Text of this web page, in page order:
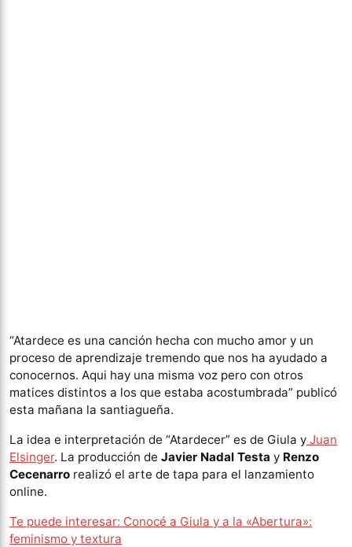
“Atardece es una canción hecha con mucho amor y un
proceso de aprendizaje tremendo que nos ha ayudado a
conocernos. Aqui hay una misma voz pero con otros
matices distintos a los que estaba acostumbrada” publicó
esta mañana la santiagueña.
La idea e interpretación de “Atardecer” es de Giula y Juan
Elsinger. La producción de Javier Nadal Testa y Renzo
Cecenarro realizó el arte de tapa para el lanzamiento
online.
Te puede interesar: Conocé a Giula y a la «Abertura»:
feminismo y textura